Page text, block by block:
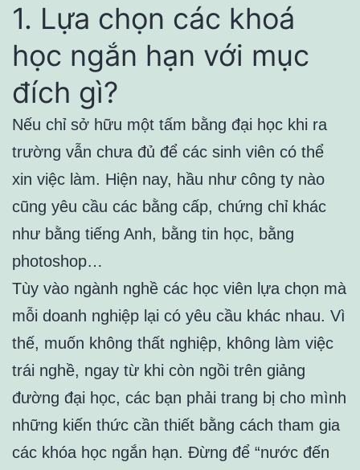
1. Lựa chọn các khoá
học ngắn hạn với mục
đích gì?
Nếu chỉ sở hữu một tấm bằng đại học khi ra
trường vẫn chưa đủ để các sinh viên có thể
xin việc làm. Hiện nay, hầu như công ty nào
cũng yêu cầu các bằng cấp, chứng chỉ khác
như bằng tiếng Anh, bằng tin học, bằng
photoshop…
Tùy vào ngành nghề các học viên lựa chọn mà
mỗi doanh nghiệp lại có yêu cầu khác nhau. Vì
thế, muốn không thất nghiệp, không làm việc
trái nghề, ngay từ khi còn ngồi trên giảng
đường đại học, các bạn phải trang bị cho mình
những kiến thức cần thiết bằng cách tham gia
các khóa học ngắn hạn. Đừng để “nước đến